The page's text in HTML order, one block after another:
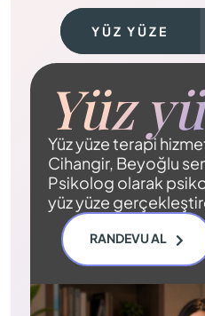
YÜZ YÜZE
Yüz
Yüz yüze terapi
Cihangir, Beyoğlu
Psikolog olarak
yüz yüze
RANDEVU AL